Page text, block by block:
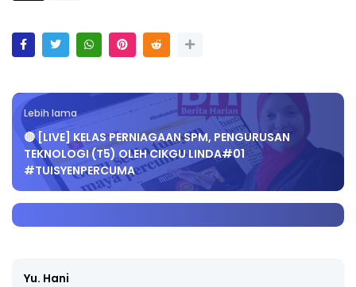
Lebih lama
🔴 [LIVE] KELAS PERNIAGAAN SPM, PENGURUSAN
TEKNOLOGI (T5) OLEH CIKGU LINDA#01
#TUISYENPERCUMA
Yu. Hani